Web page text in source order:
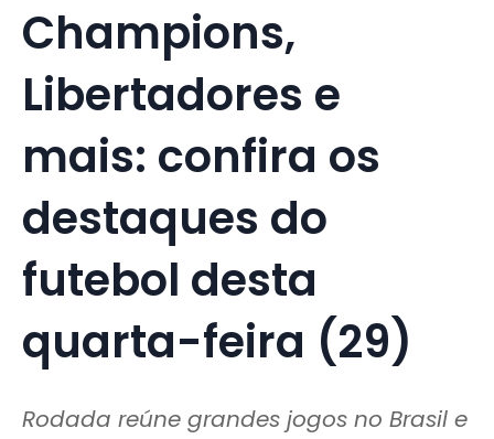
Champions,
Libertadores e
mais: confira os
destaques do
futebol desta
quarta-feira (29)
Rodada reúne grandes jogos no Brasil e